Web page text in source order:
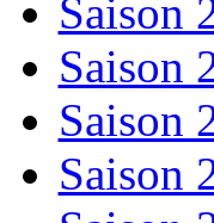
Saison
Saison
Saison
Saison